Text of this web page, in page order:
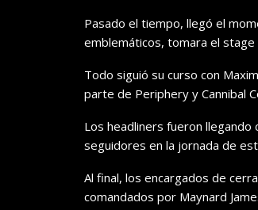
Pasado el tiempo, llegó el
emblemáticos, tomara el stage
Todo siguió su curso con
parte de P​eri​phery y Cannibal
Los headliners fueron llegando
seguidores en la jornada de
Al final, los encargados de
comandados por Maynard